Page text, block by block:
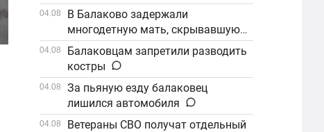
04.08
В Балаково задержали
многодетную мать, скрывавшуюся
от алиментов
04.08
Балаковцам запретили разводить
костры
04.08
За пьяную езду балаковец
лишился автомобиля
04.08
Ветераны СВО получат отдельный